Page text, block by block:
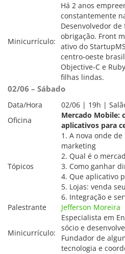
Minicurrículo:
Há 2 anos
constantemente
Desenvolvedor
obrigação. Front
ativo do
centro-oeste
Objective-C e
filhas lindas.
02/06 – Sábado
Data/Hora
02/06 | 19h |
Oficina
Mercado Mobile:
aplicativos para
Tópicos
1. A nova onde
marketing
2. Qual é o
3. Como ganhar
4. Que aplicativo
5. Lojas: venda
6. Integração e
Palestrante
Jefferson Moreira
Minicurrículo:
Especialista em
sócio e
Fundador de
tecnologia e